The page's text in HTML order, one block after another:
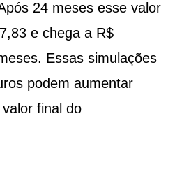
24 meses esse valor
e chega a R$
Essas simulações
podem aumentar
final do